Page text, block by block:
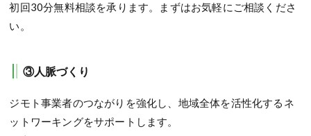
初回30分無料相談を承ります。まずはお気軽にご相談くださ
い。
③人脈づくり
ジモト事業者のつながりを強化し、地域全体を活性化するネ
ットワーキングをサポートします。